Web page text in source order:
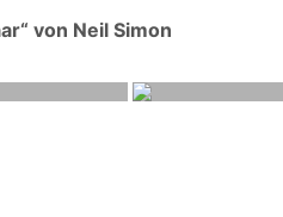
von Neil Simon